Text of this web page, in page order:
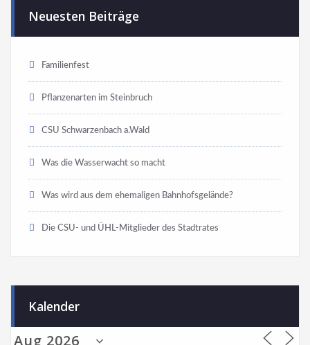
Neuesten Beiträge
Familienfest
Pflanzenarten im Steinbruch
CSU Schwarzenbach a.Wald
Was die Wasserwacht so macht
Was wird aus dem ehemaligen Bahnhofsgelände?
Die CSU- und ÜHL-Mitglieder des Stadtrates
Kalender